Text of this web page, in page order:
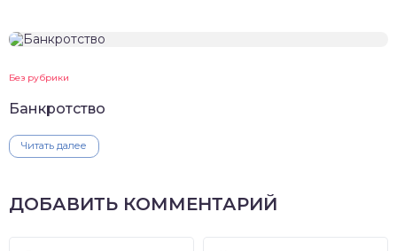
Без рубрики
Банкротство
Читать далее
ДОБАВИТЬ КОММЕНТАРИЙ